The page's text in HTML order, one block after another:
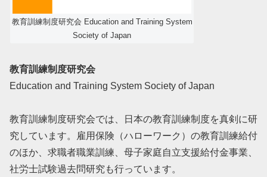
教育訓練制度研究会 Education and Training System
Society of Japan
教育訓練制度研究会
Education and Training System Society of Japan
教育訓練制度研究会では、日本の教育訓練制度を真剣に研
究しています。雇用保険（ハローワーク）の教育訓練給付
のほか、求職者職業訓練、母子家庭自立支援給付金事業、
社労士試験過去問研究も行っています。